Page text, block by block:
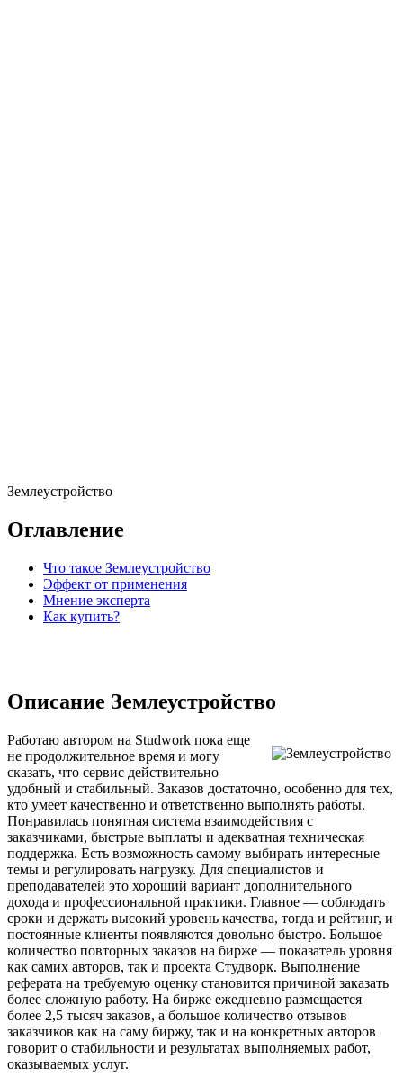
Землеустройство
Оглавление
Что такое Землеустройство
Эффект от применения
Мнение эксперта
Как купить?
Описание Землеустройство
Работаю автором на Studwork пока еще
не продолжительное время и могу
сказать, что сервис действительно
удобный и стабильный. Заказов достаточно, особенно для тех,
кто умеет качественно и ответственно выполнять работы.
Понравилась понятная система взаимодействия с
заказчиками, быстрые выплаты и адекватная техническая
поддержка. Есть возможность самому выбирать интересные
темы и регулировать нагрузку. Для специалистов и
преподавателей это хороший вариант дополнительного
дохода и профессиональной практики. Главное — соблюдать
сроки и держать высокий уровень качества, тогда и рейтинг, и
постоянные клиенты появляются довольно быстро. Большое
количество повторных заказов на бирже — показатель уровня
как самих авторов, так и проекта Студворк. Выполнение
реферата на требуемую оценку становится причиной заказать
более сложную работу. На бирже ежедневно размещается
более 2,5 тысяч заказов, а большое количество отзывов
заказчиков как на саму биржу, так и на конкретных авторов
говорит о стабильности и результатах выполняемых работ,
оказываемых услуг.